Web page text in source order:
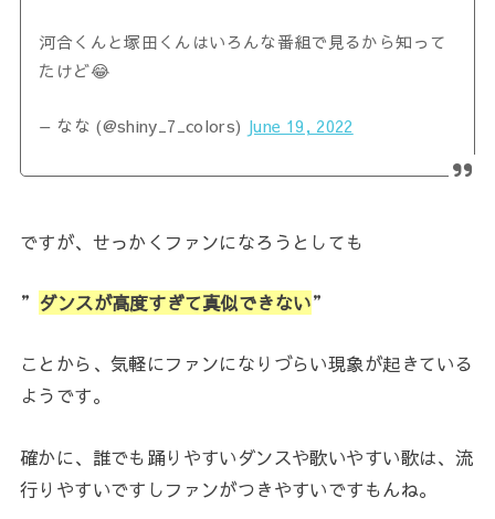
河合くんと塚田くんはいろんな番組で見るから知って
たけど😂
— なな (@shiny_7_colors) June 19, 2022
ですが、せっかくファンになろうとしても
” ダンスが高度すぎて真似できない”
ことから、気軽にファンになりづらい現象が起きている
ようです。
確かに、誰でも踊りやすいダンスや歌いやすい歌は、流
行りやすいですしファンがつきやすいですもんね。